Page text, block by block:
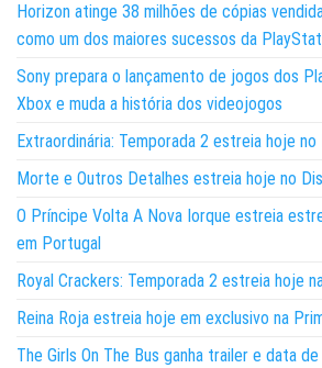
Horizon atinge 38 milhões de cópias
como um dos maiores sucessos da
Sony prepara o lançamento de jogos dos
Xbox e muda a história dos videojogos
Extraordinária: Temporada 2 estreia hoje no
Morte e Outros Detalhes estreia hoje no
O Príncipe Volta A Nova Iorque estreia
em Portugal
Royal Crackers: Temporada 2 estreia hoje
Reina Roja estreia hoje em exclusivo na
The Girls On The Bus ganha trailer e data